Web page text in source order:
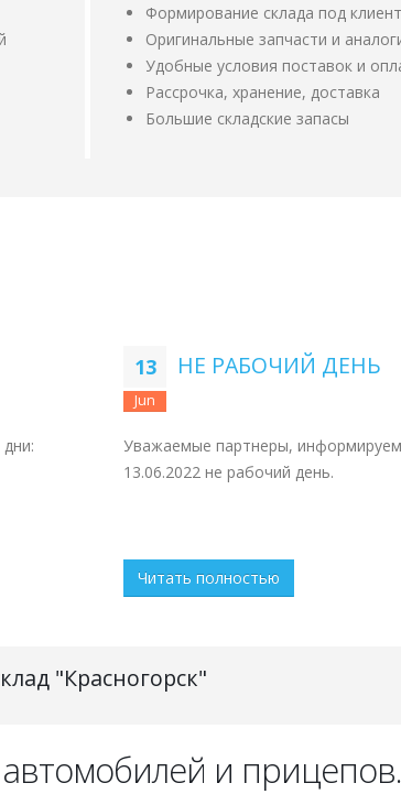
Формирование склада под
Оригинальные запчасти и
Удобные условия поставок и
Рассрочка, хранение, доставка
Большие складские запасы
13
Jun
НЕ РАБОЧИЙ ДЕНЬ
Уважаемые партнеры,
13.06.2022 не рабочий день.
Читать полностью
"Красногорск"
автомобилей и прицепов.